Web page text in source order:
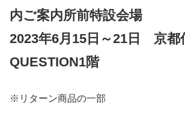
内ご案内所前特設会場
2023年6月15日～21日 京都
QUESTION1階
※リターン商品の一部